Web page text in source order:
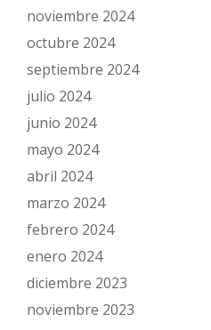
noviembre 2024
octubre 2024
septiembre 2024
julio 2024
junio 2024
mayo 2024
abril 2024
marzo 2024
febrero 2024
enero 2024
diciembre 2023
noviembre 2023